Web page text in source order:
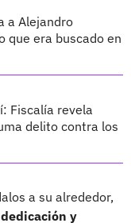
a Alejandro
que era buscado en
Fiscalía revela
delito contra los
a su alrededor,
y